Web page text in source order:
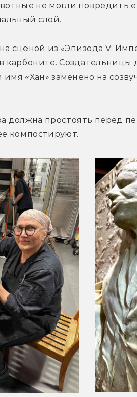
не могли повредить
слой.
сценой из «Эпизода V:
карбоните.
имя «Хан» заменено на
должна простоять перед
компостируют.